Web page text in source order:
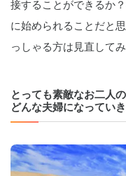
接することができるか
に始められることだと
っしゃる方は見直して
とっても素敵なお二人
どんな夫婦になってい